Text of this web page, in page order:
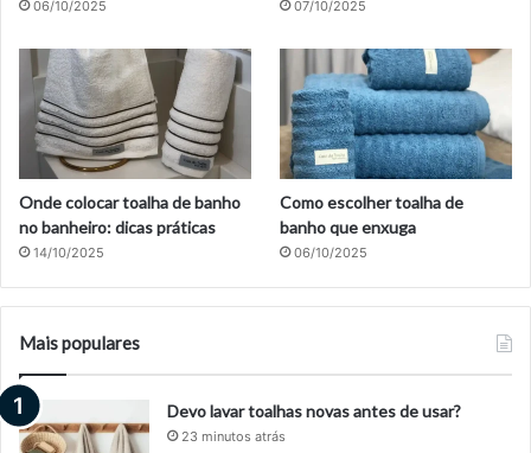
06/10/2025 07/10/2025
Onde colocar toalha de banho
no banheiro: dicas práticas
14/10/2025
Como escolher toalha de
banho que enxuga
06/10/2025
Mais populares
Devo lavar toalhas novas antes de usar?
23 minutos atrás